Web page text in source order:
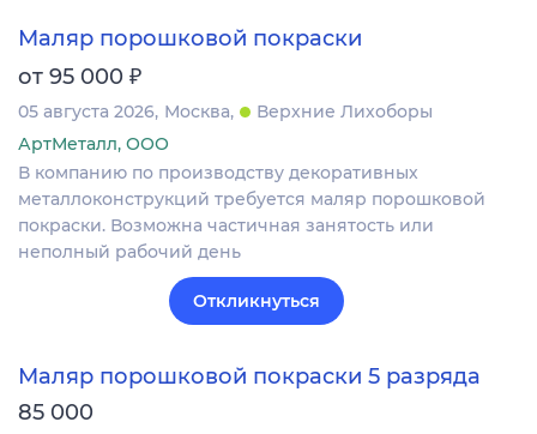
Маляр порошковой покраски
от 95 000 ₽
05 августа 2026 Москва
Верхние Лихоборы
АртМеталл, ООО
В компанию по производству декоративных
металлоконструкций требуется маляр порошковой
покраски. Возможна частичная занятость или
неполный рабочий день
Откликнуться
Маляр порошковой покраски 5 разряда
85 000